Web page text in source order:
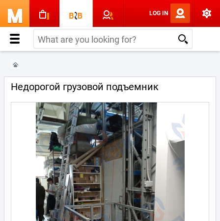
LOG IN
Недорогой грузовой подъемник